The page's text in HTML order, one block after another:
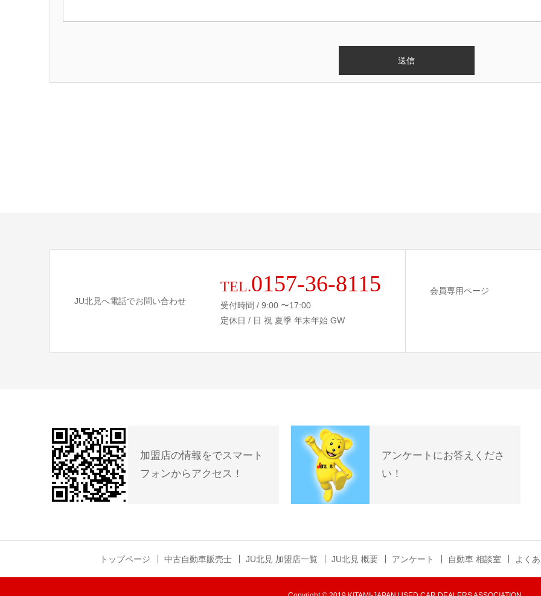
JU北見へ電話でお問い合わせ
TEL.0157-36-8115
受付時間 / 9:00 〜17:00
定休日 / 日 祝 夏季 年末年始 GW
会員専用ページ
加盟店の情報をでスマート
フォンからアクセス！
アンケートにお答えくださ
い！
トップページ 中古自動車販売士 JU北見 加盟店一覧 JU北見 概要 アンケート 自動車 相談室 よく